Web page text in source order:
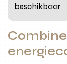
beschikbaar